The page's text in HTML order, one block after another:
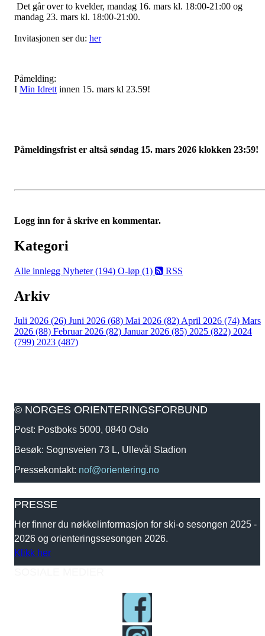
Det går over to kvelder, mandag 16. mars kl. 18:00-21:00 og
mandag 23. mars kl. 18:00-21:00.
Invitasjonen ser du: her
Påmelding:
I Min Idrett innen 15. mars kl 23.59!
Påmeldingsfrist er altså søndag 15. mars 2026 klokken 23:59!
Logg inn for å skrive en kommentar.
Kategori
Alle innlegg Nyheter (194) O-løp (1) RSS
Arkiv
Juli 2026 (26) Juni 2026 (68) Mai 2026 (82)April 2026 (74) Mars
2026 (88) Februar 2026 (82) Januar 2026 (85) 2025 (822) 2024
(799) 2023 (487)
© NORGES ORIENTERINGSFORBUND
Post: Postboks 5000, 0840 Oslo
Besøk: Sognsveien 73 L, Ullevål Stadion
Pressekontakt: nof@orientering.no
PRESSE
Her finner du nøkkelinformasjon for ski-o sesongen 2025 -
2026 og orienteringssesongen 2026.
Klikk her